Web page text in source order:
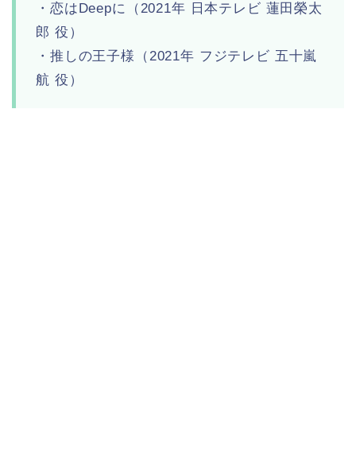
・恋はDeepに（2021年 日本テレビ 蓮田榮太
郎 役）
・推しの王子様（2021年 フジテレビ 五十嵐
航 役）